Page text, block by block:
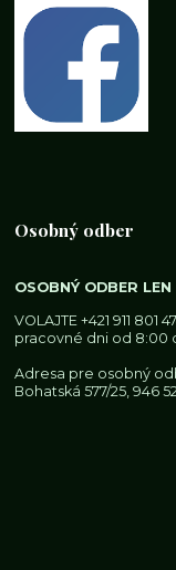
Osobný odber
OSOBNÝ ODBER
VOLAJTE+421 911 801
pracovné dni od 8:00
Adresa pre osobný
Bohatská 577/25, 946